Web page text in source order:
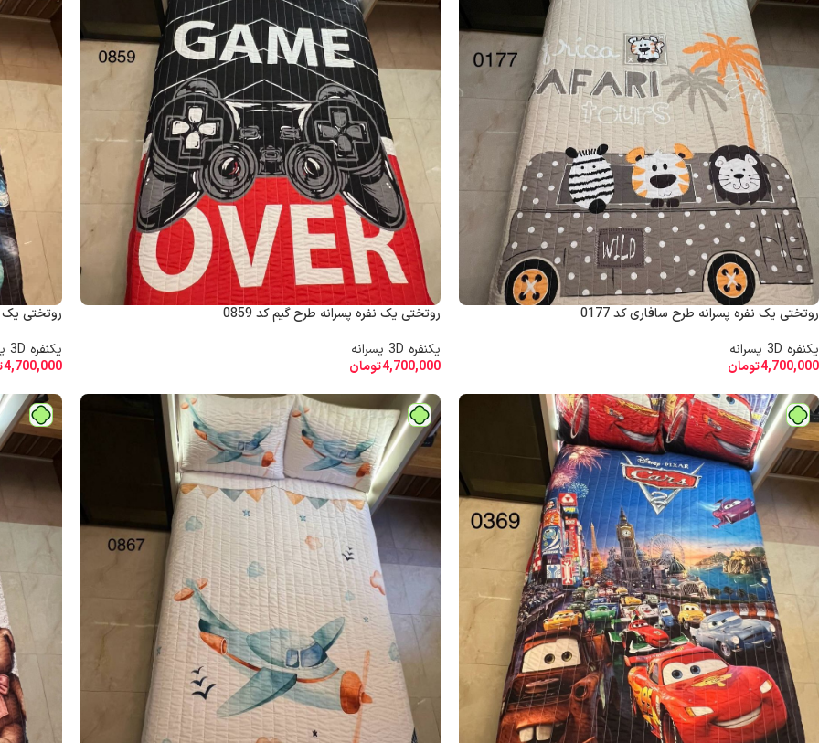
روتختی یک نفره پسرانه طرح سافاری کد 0177
یکنفره 3D پسرانه
4,700,000تومان
روتختی یک نفره پسرانه طرح گیم کد 0859
یکنفره 3D پسرانه
4,700,000تومان
روتختی یک
یکنفره 3D پسرانه
4,700,000